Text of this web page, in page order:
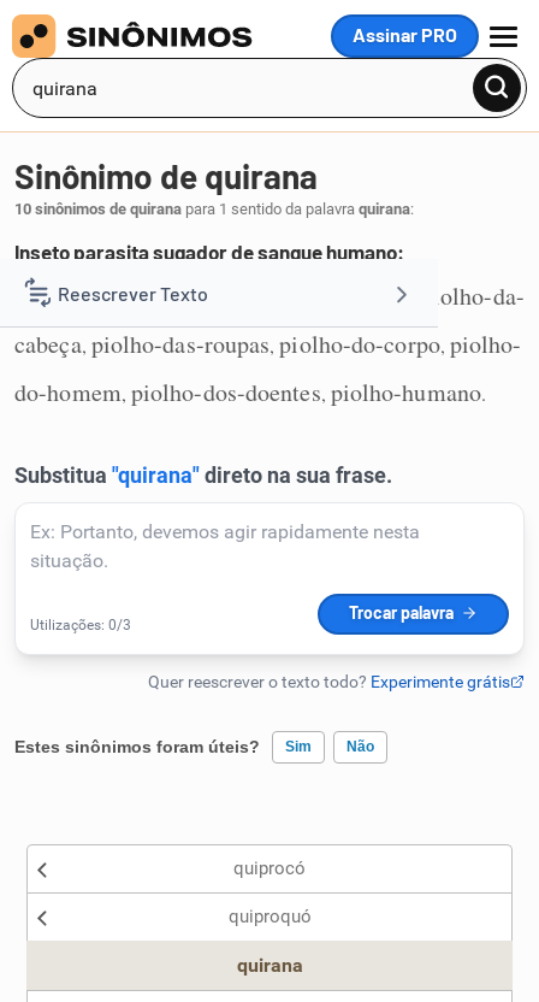
Assinar PRO
MENU
Reescrever Texto
Resumir Texto
Detector de IA
Humanizador de IA
Sinônimo de quirana
10 sinônimos de quirana para 1 sentido da palavra quirana:
Inseto parasita sugador de sangue humano:
1 piolho,bicho,mucurana muquirana
piolho-da-
cabeça, piolho-das-roupas,piolho-do-corpo, piolho-
do-homem, piolho-dos-doentes, piolho-humano.
Estes sinônimos foram úteis? Sim Não
Nenhum dos sinônimos apresentados me ajudou
quiprocó
quiproquó
quirana